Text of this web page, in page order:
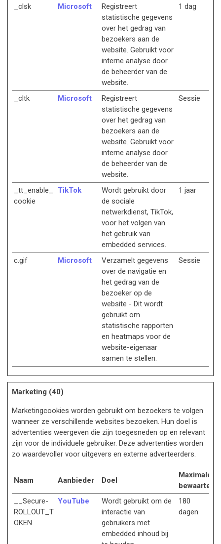
_clsk Microsoft
Registreert
statistische gegevens
over het gedrag van
bezoekers aan de
website. Gebruikt voor
interne analyse door
de beheerder van de
website.
1 dag
_cltk Microsoft
Registreert
statistische gegevens
over het gedrag van
bezoekers aan de
website. Gebruikt voor
interne analyse door
de beheerder van de
website.
Sessie
_tt_enable_
cookie
TikTok
Wordt gebruikt door
de sociale
netwerkdienst, TikTok,
voor het volgen van
het gebruik van
embedded services.
1 jaar
c.gif Microsoft
Verzamelt gegevens
over de navigatie en
het gedrag van de
bezoeker op de
website - Dit wordt
gebruikt om
statistische rapporten
en heatmaps voor de
website-eigenaar
samen te stellen.
Sessie
Marketing (40)
Marketingcookies worden gebruikt om bezoekers te volgen
wanneer ze verschillende websites bezoeken. Hun doel is
advertenties weergeven die zijn toegesneden op en relevant
zijn voor de individuele gebruiker. Deze advertenties worden
zo waardevoller voor uitgevers en externe adverteerders.
Naam Aanbieder Doel
Maximale
__Secure-
ROLLOUT_T
OKEN
YouTube
Wordt gebruikt om de
interactie van
gebruikers met
embedded inhoud bij
180
dagen